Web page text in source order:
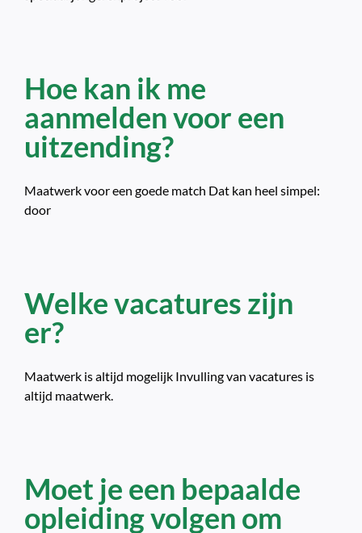
Hoe kan ik me
aanmelden voor een
uitzending?
Maatwerk voor een goede match Dat kan heel simpel:
door
Welke vacatures zijn
er?
Maatwerk is altijd mogelijk Invulling van vacatures is
altijd maatwerk.
Moet je een bepaalde
opleiding volgen om